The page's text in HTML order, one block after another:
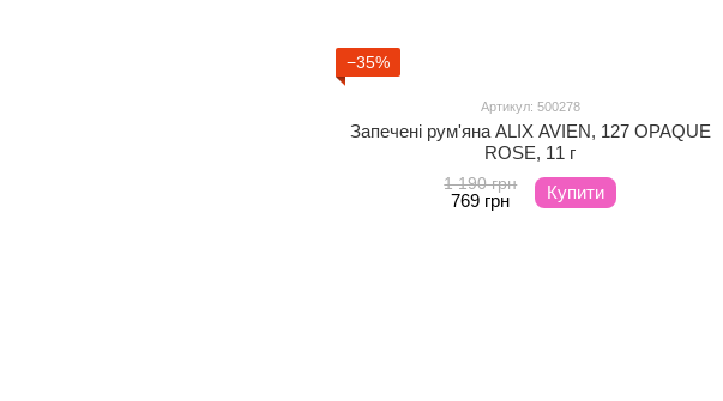
−35%
Артикул: 500278
Запечені рум'яна ALIX AVIEN, 127 OPAQUE
ROSE, 11 г
1 190 грн
769 грн Купити